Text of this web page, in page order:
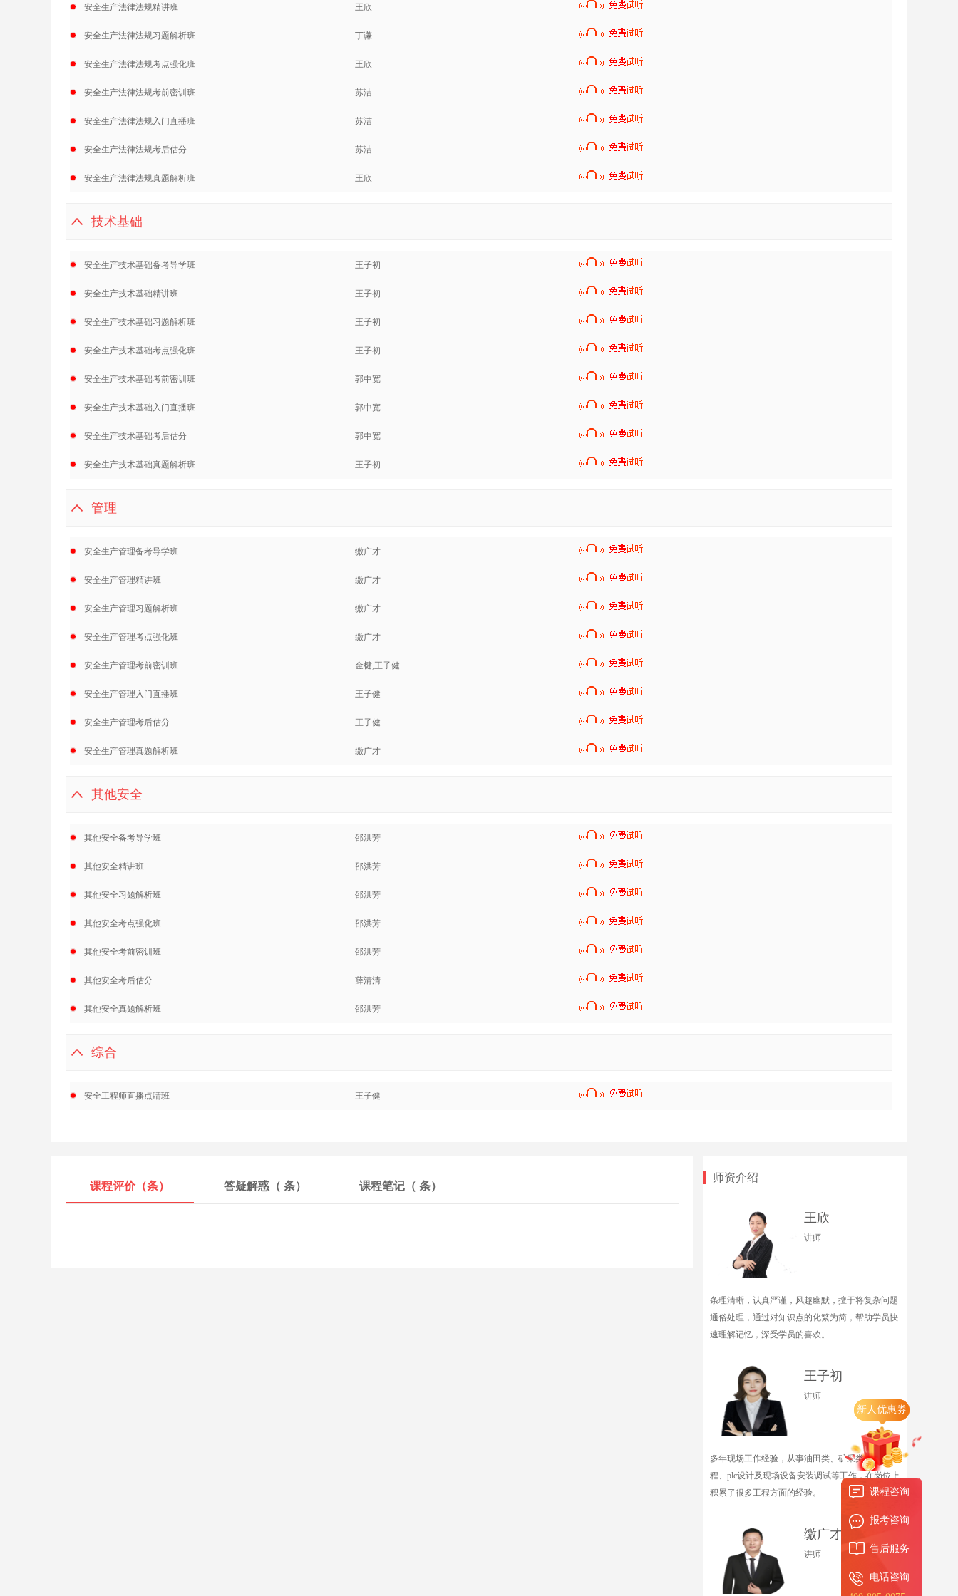
新人优惠券
课程咨询
报考咨询
售后服务
电话咨询
安全生产法律法规精讲班 王欣
安全生产法律法规习题解析班 丁谦
安全生产法律法规考点强化班 王欣
安全生产法律法规考前密训班 苏洁
安全生产法律法规入门直播班 苏洁
安全生产法律法规考后估分 苏洁
安全生产法律法规真题解析班 王欣
技术基础
安全生产技术基础备考导学班 王子初
安全生产技术基础精讲班 王子初
安全生产技术基础习题解析班 王子初
安全生产技术基础考点强化班 王子初
安全生产技术基础考前密训班 郭中宽
安全生产技术基础入门直播班 郭中宽
安全生产技术基础考后估分 郭中宽
安全生产技术基础真题解析班 王子初
管理
安全生产管理备考导学班 缴广才
安全生产管理精讲班 缴广才
安全生产管理习题解析班 缴广才
安全生产管理考点强化班 缴广才
安全生产管理考前密训班 金楗,王子健
安全生产管理入门直播班 王子健
安全生产管理考后估分 王子健
安全生产管理真题解析班 缴广才
其他安全
其他安全备考导学班 邵洪芳
其他安全精讲班 邵洪芳
其他安全习题解析班 邵洪芳
其他安全考点强化班 邵洪芳
其他安全考前密训班 邵洪芳
其他安全考后估分 薛清清
其他安全真题解析班 邵洪芳
综合
安全工程师直播点睛班 王子健
课程评价（条） 答疑解惑（ 条） 课程笔记（ 条）
师资介绍
王欣
讲师
条理清晰，认真严谨，风趣幽默，擅于将复杂问题
通俗处理，通过对知识点的化繁为简，帮助学员快
速理解记忆，深受学员的喜欢。
王子初
讲师
多年现场工作经验，从事油田类、矿采类智能化工
程、plc设计及现场设备安装调试等工作，在岗位上
积累了很多工程方面的经验。
缴广才
讲师